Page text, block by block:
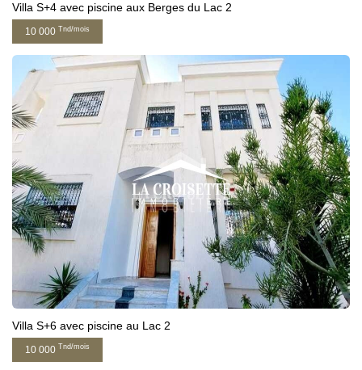
Villa S+4 avec piscine aux Berges du Lac 2
10 000 Tnd/mois
Villa S+6 avec piscine au Lac 2
10 000 Tnd/mois